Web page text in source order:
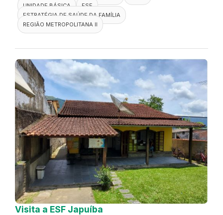
UNIDADE BÁSICA
ESF
ESTRATÉGIA DE SAÚDE DA FAMÍLIA
REGIÃO METROPOLITANA II
Visita a ESF Japuíba